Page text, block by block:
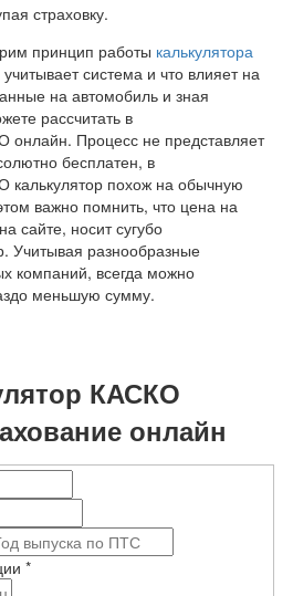
страховку.
принцип работы калькулятора
система и что влияет на
на автомобиль и зная
рассчитать в
онлайн. Процесс не представляет
бесплатен, в
калькулятор похож на обычную
важно помнить, что цена на
сайте, носит сугубо
Учитывая разнообразные
компаний, всегда можно
меньшую сумму.
КАСКО
онлайн
*